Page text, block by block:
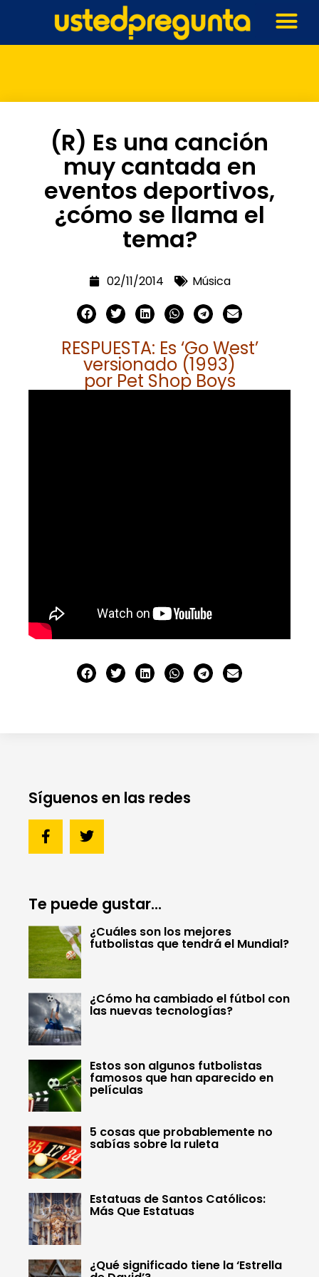
(R) Es una canción
muy cantada en
eventos deportivos,
¿cómo se llama el
tema?
02/11/2014 Música
RESPUESTA: Es ‘Go West’
versionado (1993)
por Pet Shop Boys
Síguenos en las redes
Te puede gustar...
¿Cuáles son los mejores
futbolistas que tendrá el Mundial?
¿Cómo ha cambiado el fútbol con
las nuevas tecnologías?
Estos son algunos futbolistas
famosos que han aparecido en
películas
5 cosas que probablemente no
sabías sobre la ruleta
Estatuas de Santos Católicos:
Más Que Estatuas
¿Qué significado tiene la ‘Estrella